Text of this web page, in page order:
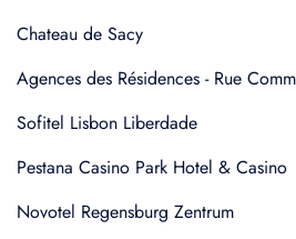
Chateau de Sacy
Agences des Résidences - Rue
Sofitel Lisbon Liberdade
Pestana Casino Park Hotel & Casino
Novotel Regensburg Zentrum